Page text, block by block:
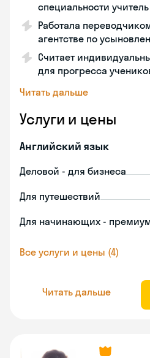
специальности
Работала
агентстве по
Считает
для прогресса
Читать дальше
Услуги и цены
Английский язык
Деловой - для бизнеса
Для путешествий
Для начинающих -
Все услуги и цены (4)
Читать дальше